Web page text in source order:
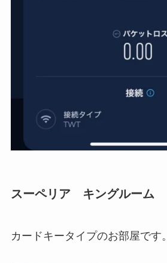
スーペリア キングルーム
カードキータイプのお部屋です。